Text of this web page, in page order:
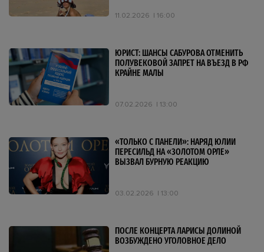
11.02.2026 16:00
ЮРИСТ: ШАНСЫ САБУРОВА ОТМЕНИТЬ
ПОЛУВЕКОВОЙ ЗАПРЕТ НА ВЪЕЗД В РФ
КРАЙНЕ МАЛЫ
07.02.2026 13:00
«ТОЛЬКО С ПАНЕЛИ»: НАРЯД ЮЛИИ
ПЕРЕСИЛЬД НА «ЗОЛОТОМ ОРЛЕ»
ВЫЗВАЛ БУРНУЮ РЕАКЦИЮ
03.02.2026 13:00
ПОСЛЕ КОНЦЕРТА ЛАРИСЫ ДОЛИНОЙ
ВОЗБУЖДЕНО УГОЛОВНОЕ ДЕЛО